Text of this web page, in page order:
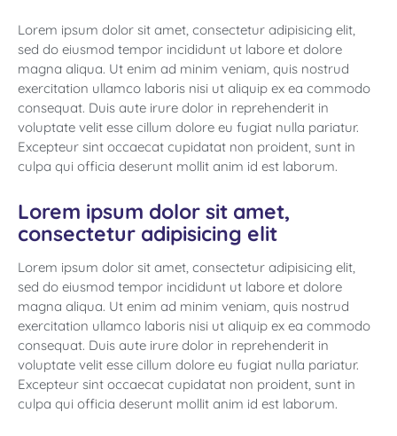
Lorem ipsum dolor sit amet, consectetur adipisicing elit,
sed do eiusmod tempor incididunt ut labore et dolore
magna aliqua. Ut enim ad minim veniam, quis nostrud
exercitation ullamco laboris nisi ut aliquip ex ea commodo
consequat. Duis aute irure dolor in reprehenderit in
voluptate velit esse cillum dolore eu fugiat nulla pariatur.
Excepteur sint occaecat cupidatat non proident, sunt in
culpa qui officia deserunt mollit anim id est laborum.
Lorem ipsum dolor sit amet,
consectetur adipisicing elit
Lorem ipsum dolor sit amet, consectetur adipisicing elit,
sed do eiusmod tempor incididunt ut labore et dolore
magna aliqua. Ut enim ad minim veniam, quis nostrud
exercitation ullamco laboris nisi ut aliquip ex ea commodo
consequat. Duis aute irure dolor in reprehenderit in
voluptate velit esse cillum dolore eu fugiat nulla pariatur.
Excepteur sint occaecat cupidatat non proident, sunt in
culpa qui officia deserunt mollit anim id est laborum.